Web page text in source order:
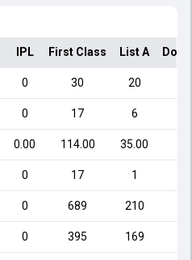
IPL First Class List A
0 30 20
0 17 6
0.00 114.00 35.00
0 17 1
0 689 210
0 395 169